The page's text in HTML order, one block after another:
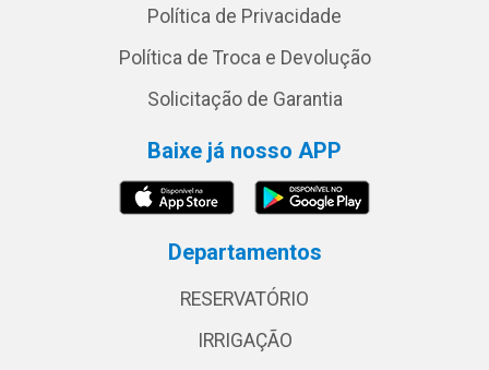
Política de Privacidade
Política de Troca e Devolução
Solicitação de Garantia
Baixe já nosso APP
Departamentos
RESERVATÓRIO
IRRIGAÇÃO